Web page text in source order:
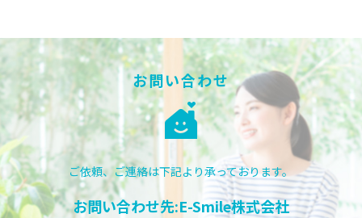
お問い合わせ
ご依頼、ご連絡は下記より承っております。
お問い合わせ先:E-Smile株式会社